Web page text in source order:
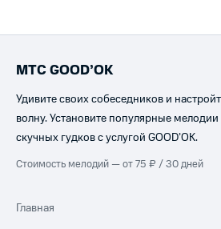
МТС GOOD’OK
Удивите своих собеседников и
волну. Установите популярные
скучных гудков с услугой GOOD’OK.
Стоимость мелодий — от 75 ₽ / 30 дней
Главная